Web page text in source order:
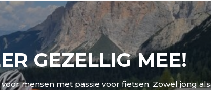
GEZELLIG MEE!
voor mensen met passie voor fietsen. Zowel jong als